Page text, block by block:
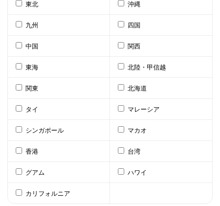
東北 沖縄
九州 四国
中国 関西
東海 北陸・甲信越
関東 北海道
タイ マレーシア
シンガポール マカオ
香港 台湾
グアム ハワイ
カリフォルニア